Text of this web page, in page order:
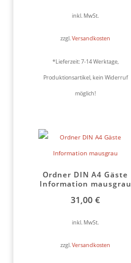
inkl. MwSt.
zzgl.Versandkosten
*Lieferzeit:7-14 Werktage,
Produktionsartikel, kein Widerruf
möglich!
Ordner DIN A4 Gäste
Information mausgrau
31,00€
inkl. MwSt.
zzgl.Versandkosten